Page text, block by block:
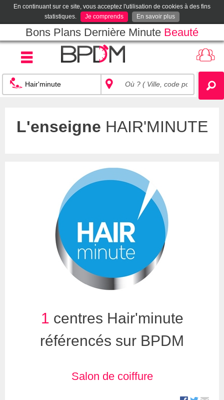
En continuant sur ce site, vous acceptez l'utilisation de cookies à des fins
statistiques.
Je comprends En savoir plus
Bons Plans Dernière Minute Beauté
L'enseigne HAIR'MINUTE
1 centres Hair'minute
référencés sur BPDM
Salon de coiffure